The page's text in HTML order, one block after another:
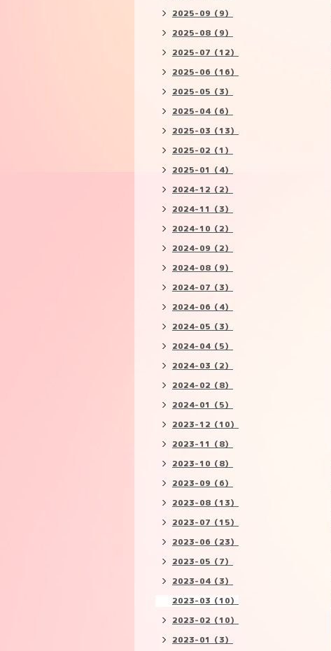
2025-09（9）
2025-08（9）
2025-07（12）
2025-06（16）
2025-05（3）
2025-04（6）
2025-03（13）
2025-02（1）
2025-01（4）
2024-12（2）
2024-11（3）
2024-10（2）
2024-09（2）
2024-08（9）
2024-07（3）
2024-06（4）
2024-05（3）
2024-04（5）
2024-03（2）
2024-02（8）
2024-01（5）
2023-12（10）
2023-11（8）
2023-10（8）
2023-09（6）
2023-08（13）
2023-07（15）
2023-06（23）
2023-05（7）
2023-04（3）
2023-03（10）
2023-02（10）
2023-01（3）